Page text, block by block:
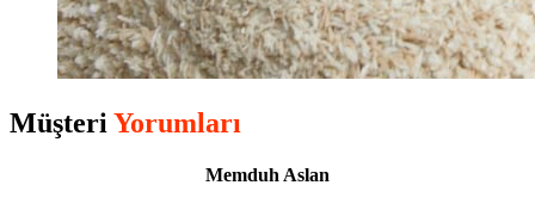
Müşteri Yorumları
Memduh Aslan